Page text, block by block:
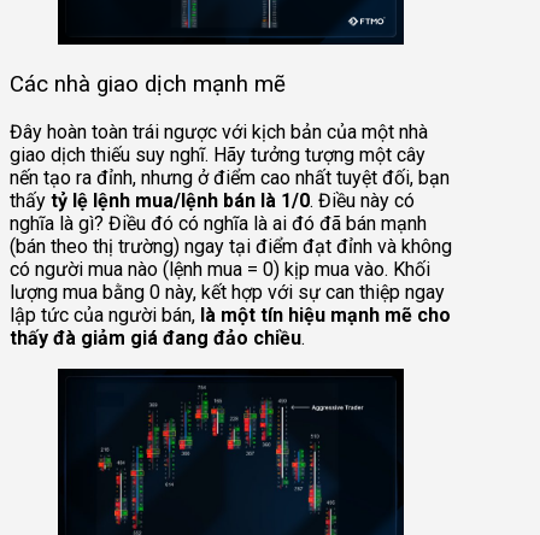
Các nhà giao dịch mạnh mẽ
Đây hoàn toàn trái ngược với kịch bản của một nhà
giao dịch thiếu suy nghĩ. Hãy tưởng tượng một cây
nến tạo ra đỉnh, nhưng ở điểm cao nhất tuyệt đối, bạn
thấy tỷ lệ lệnh mua/lệnh bán là 1/0. Điều này có
nghĩa là gì? Điều đó có nghĩa là ai đó đã bán mạnh
(bán theo thị trường) ngay tại điểm đạt đỉnh và không
có người mua nào (lệnh mua = 0) kịp mua vào. Khối
lượng mua bằng 0 này, kết hợp với sự can thiệp ngay
lập tức của người bán, là một tín hiệu mạnh mẽ cho
thấy đà giảm giá đang đảo chiều.